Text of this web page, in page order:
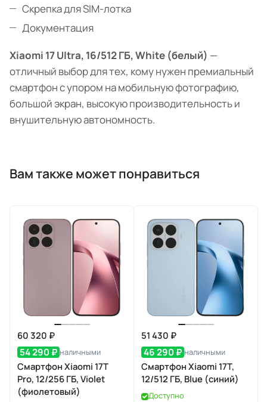
Скрепка для SIM-лотка
Документация
Xiaomi 17 Ultra, 16/512 ГБ, White (белый) —
отличный выбор для тех, кому нужен премиальный
смартфон с упором на мобильную фотографию,
большой экран, высокую производительность и
внушительную автономность.
Вам также может понравиться
60 320 ₽
54 290 ₽ наличными
Смартфон Xiaomi 17T
Pro, 12/256 ГБ, Violet
(фиолетовый)
51 430 ₽
46 290 ₽ наличными
Смартфон Xiaomi 17T,
12/512 ГБ, Blue (синий)
Доступно